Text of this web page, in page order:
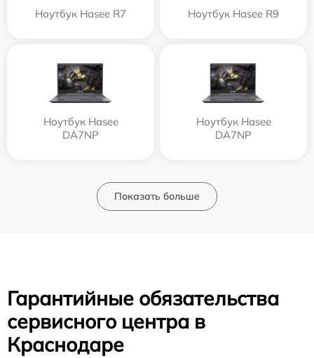
Ноутбук Hasee R7 Ноутбук Hasee R9
Ноутбук Hasee
DA7NP
Ноутбук Hasee
DA7NP
Показать больше
Гарантийные обязательства
сервисного центра в
Краснодаре